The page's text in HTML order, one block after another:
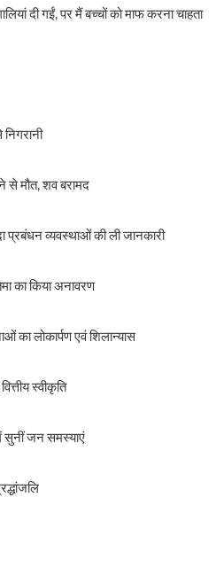
दी गईं, पर मैं बच्चों को माफ करना चाहता
से मौत, शव बरामद
व्यवस्थाओं की ली जानकारी
का किया अनावरण
का लोकार्पण एवं शिलान्यास
स्वीकृति
सुनीं जन समस्याएं